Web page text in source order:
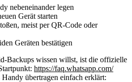
nebeneinander legen
Gerät starten
meist per QR-Code oder
Geräten bestätigen
Backups wissen willst, ist die offizielle
https://faq.whatsapp.com/
übertragen einfach erklärt: